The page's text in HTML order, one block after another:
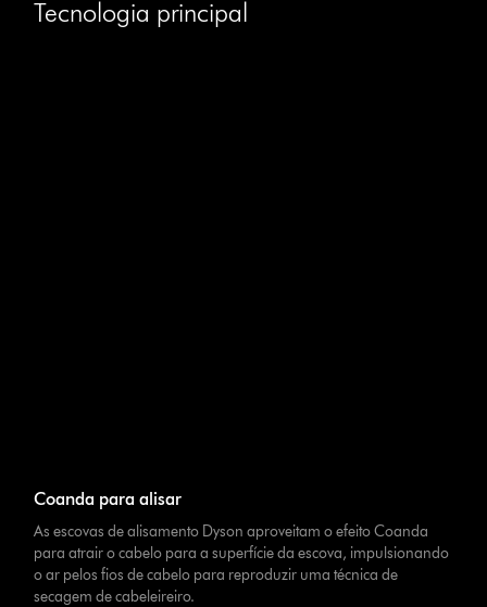
Tecnologia principal
Coanda para alisar
As escovas de alisamento Dyson aproveitam o efeito Coanda
para atrair o cabelo para a superfície da escova, impulsionando
o ar pelos fios de cabelo para reproduzir uma técnica de
secagem de cabeleireiro.